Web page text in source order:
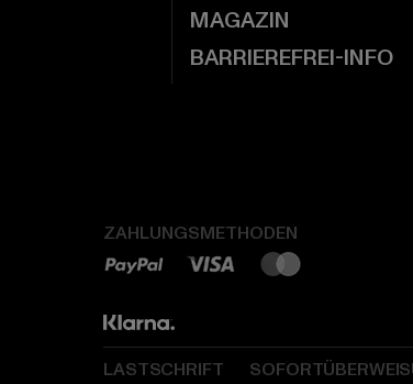
MAGAZIN
BARRIEREFREI-INFO
ZAHLUNGSMETHODEN
LASTSCHRIFT